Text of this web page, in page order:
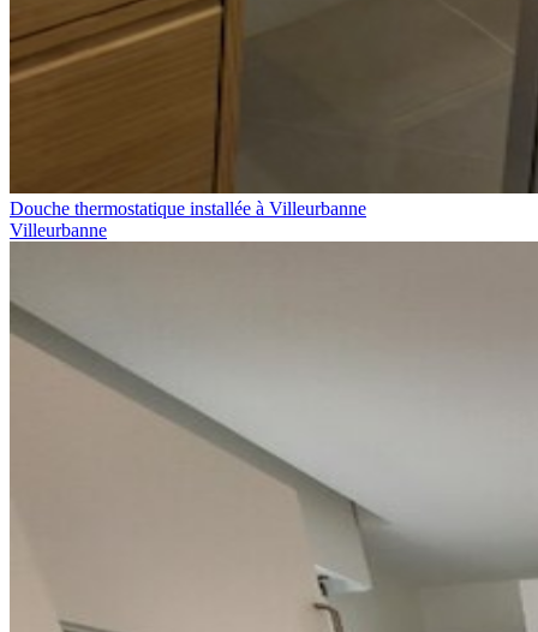
Douche thermostatique installée à Villeurbanne
Villeurbanne